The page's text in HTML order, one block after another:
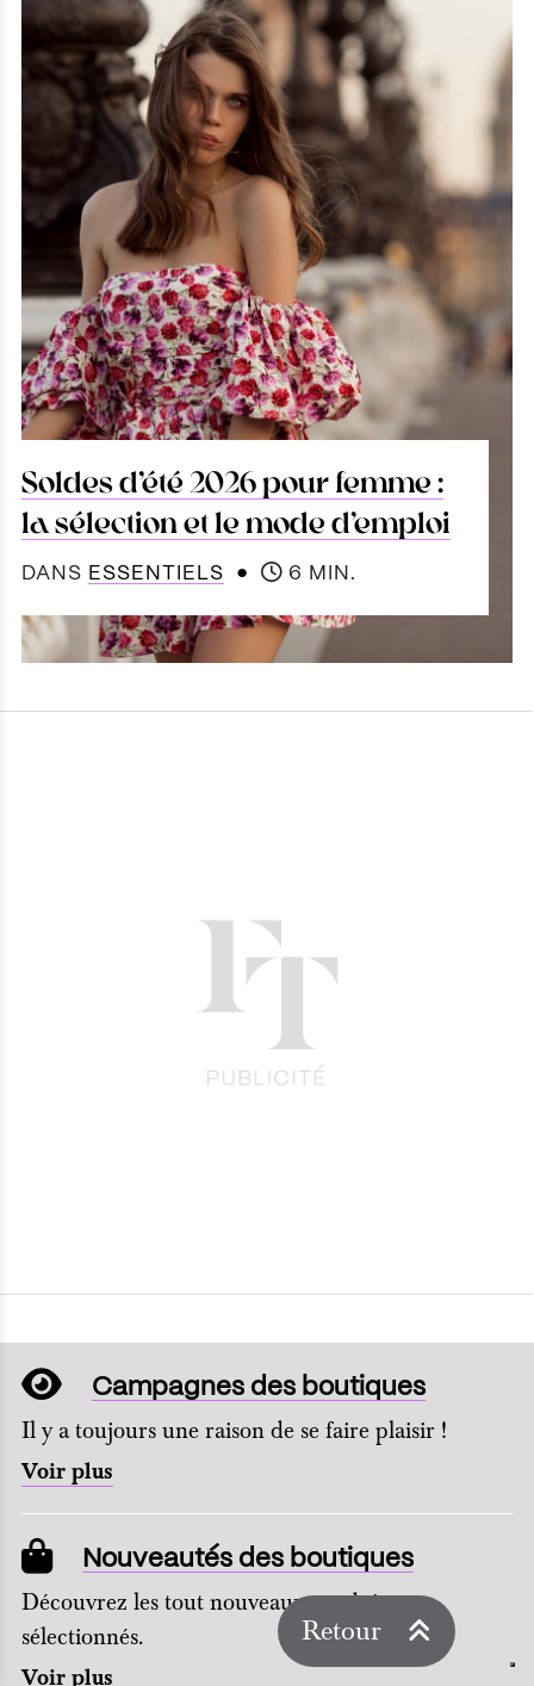
Soldes d’été 2026 pour femme :
la sélection et le mode d’emploi
DANS ESSENTIELS ● 6 MIN.
Campagnes des boutiques
Il y a toujours une raison de se faire plaisir !
Voir plus
Nouveautés des boutiques
Découvrez les tout nouveaux produits
sélectionnés.
Voir plus
Retour